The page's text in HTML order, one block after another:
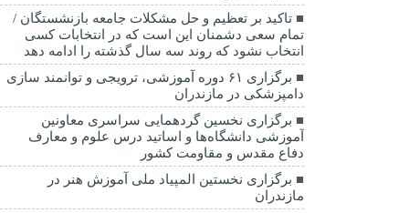
تاکید بر تعظیم و حل مشکلات جامعه بازنشستگان /
تمام سعی دشمنان این است که در انتخابات کسی
انتخاب نشود که روند سه سال گذشته را ادامه دهد
برگزاری ۶۱ دوره آموزشی، ترویجی و توانمند سازی
دامپزشکی در مازندران
برگزاری نخسین گردهمایی سراسری معاونین
آموزشی دانشگاه‌ها و اساتید درس علوم و معارف
دفاع مقدس و مقاومت کشور
برگزاری نخستین المپیاد ملی آموزش هنر در
مازندران